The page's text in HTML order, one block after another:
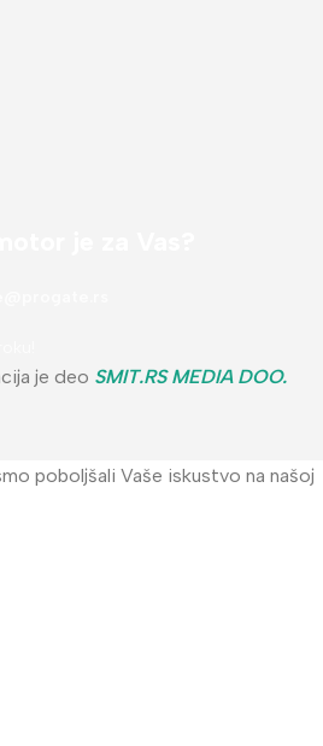
je deo SMIT.RS MEDIA DOO.
poboljšali Vaše iskustvo na našoj